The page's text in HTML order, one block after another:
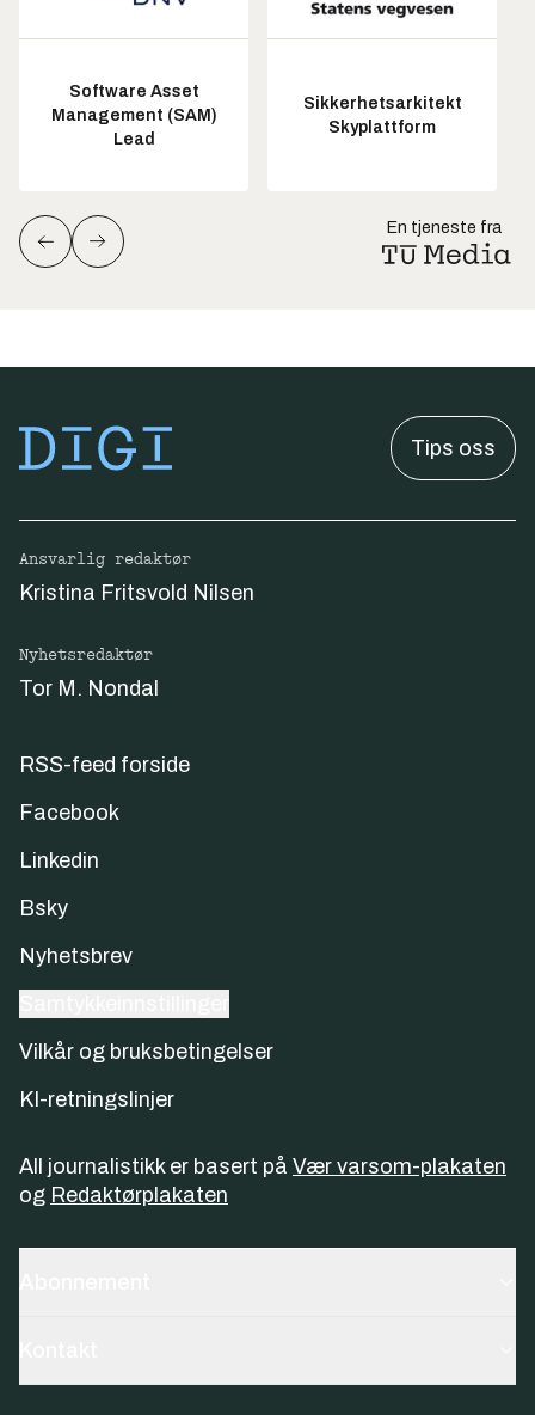
Software Asset
Management (SAM)
Lead
Sikkerhetsarkitekt
Skyplattform
En tjeneste fra
Tips oss
Ansvarlig redaktør
Kristina Fritsvold Nilsen
Nyhetsredaktør
Tor M. Nondal
RSS-feed forside
Facebook
Linkedin
Bsky
Nyhetsbrev
Vilkår og bruksbetingelser
KI-retningslinjer
All journalistikk er basert på Vær varsom-plakaten
og Redaktørplakaten